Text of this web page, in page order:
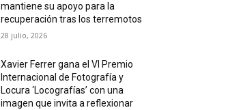
mantiene su apoyo para la
recuperación tras los terremotos
28 julio, 2026
Xavier Ferrer gana el VI Premio
Internacional de Fotografía y
Locura ‘Locografías’ con una
imagen que invita a reflexionar